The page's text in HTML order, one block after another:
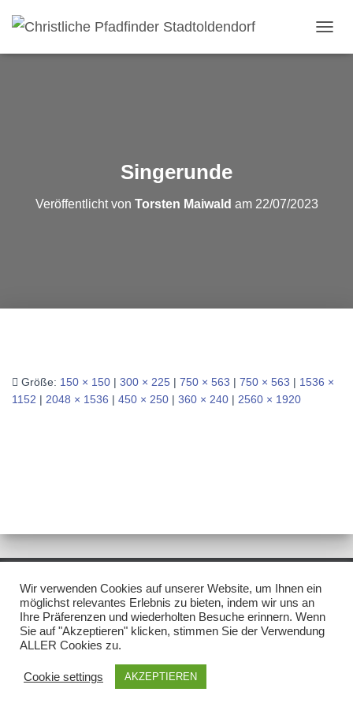
Singerunde
Veröffentlicht von Torsten Maiwald am 22/07/2023
Größe: 150 × 150 | 300 × 225 | 750 × 563 | 750 × 563 | 1536 ×
1152 | 2048 × 1536 | 450 × 250 | 360 × 240 | 2560 × 1920
IMPRESSUM/DISCLAIMER DATENSCHUTZ
NEWSLETTER
Hestia | Entwickelt von
Wir verwenden Cookies auf unserer Website, um Ihnen ein
möglichst relevantes Erlebnis zu bieten, indem wir uns an
Ihre Präferenzen und wiederholten Besuche erinnern. Wenn
Sie auf "Akzeptieren" klicken, stimmen Sie der Verwendung
ALLER Cookies zu.
Cookie settings AKZEPTIEREN